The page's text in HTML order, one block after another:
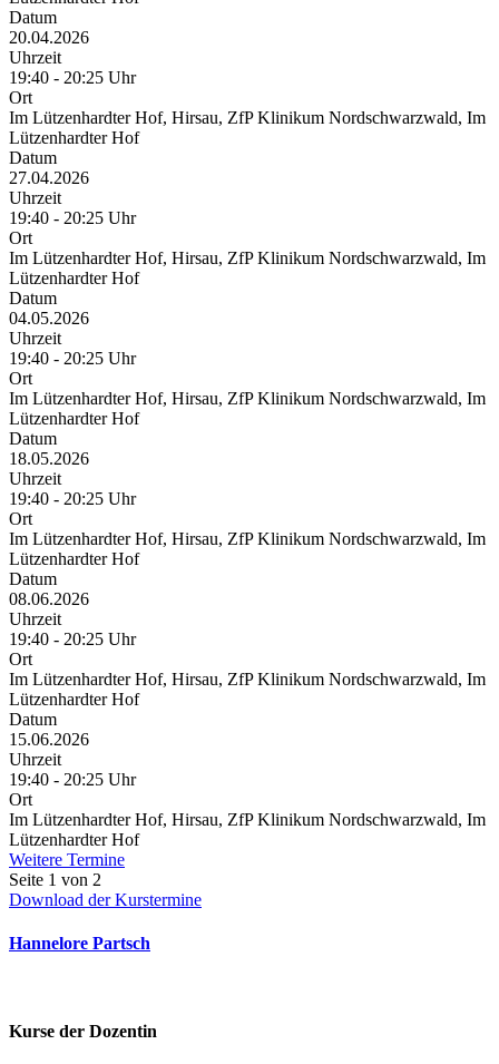
Datum
20.04.2026
Uhrzeit
19:40 - 20:25 Uhr
Ort
Im Lützenhardter Hof, Hirsau, ZfP Klinikum Nordschwarzwald, Im
Lützenhardter Hof
Datum
27.04.2026
Uhrzeit
19:40 - 20:25 Uhr
Ort
Im Lützenhardter Hof, Hirsau, ZfP Klinikum Nordschwarzwald, Im
Lützenhardter Hof
Datum
04.05.2026
Uhrzeit
19:40 - 20:25 Uhr
Ort
Im Lützenhardter Hof, Hirsau, ZfP Klinikum Nordschwarzwald, Im
Lützenhardter Hof
Datum
18.05.2026
Uhrzeit
19:40 - 20:25 Uhr
Ort
Im Lützenhardter Hof, Hirsau, ZfP Klinikum Nordschwarzwald, Im
Lützenhardter Hof
Datum
08.06.2026
Uhrzeit
19:40 - 20:25 Uhr
Ort
Im Lützenhardter Hof, Hirsau, ZfP Klinikum Nordschwarzwald, Im
Lützenhardter Hof
Datum
15.06.2026
Uhrzeit
19:40 - 20:25 Uhr
Ort
Im Lützenhardter Hof, Hirsau, ZfP Klinikum Nordschwarzwald, Im
Lützenhardter Hof
Weitere Termine
Seite 1 von 2
Download der Kurstermine
Hannelore Partsch
Kurse der Dozentin